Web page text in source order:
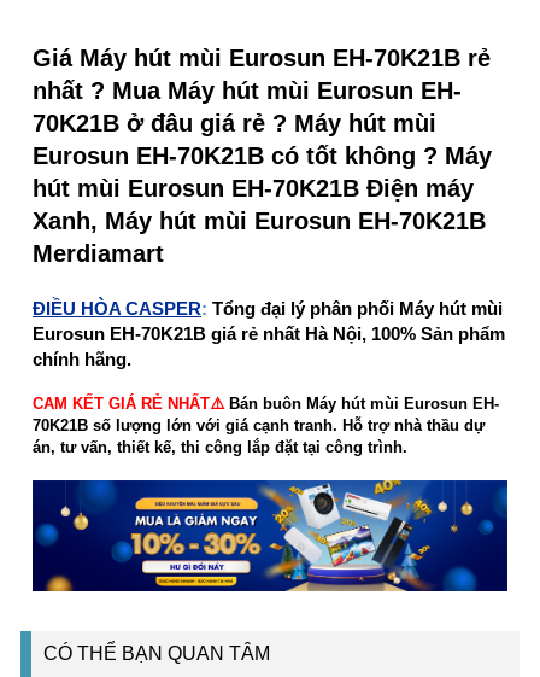
Giá Máy hút mùi Eurosun EH-70K21B rẻ
nhất ? Mua Máy hút mùi Eurosun EH-
70K21B ở đâu giá rẻ ? Máy hút mùi
Eurosun EH-70K21B có tốt không ? Máy
hút mùi Eurosun EH-70K21B Điện máy
Xanh, Máy hút mùi Eurosun EH-70K21B
Merdiamart
ĐIỀU HÒA CASPER: Tổng đại lý phân phối Máy hút mùi
Eurosun EH-70K21B giá rẻ nhất Hà Nội, 100% Sản phẩm
chính hãng.
CAM KẾT GIÁ RẺ NHẤT⚠️ Bán buôn Máy hút mùi Eurosun EH-
70K21B số lượng lớn với giá cạnh tranh. Hỗ trợ nhà thầu dự
án, tư vấn, thiết kế, thi công lắp đặt tại công trình.
CÓ THỂ BẠN QUAN TÂM